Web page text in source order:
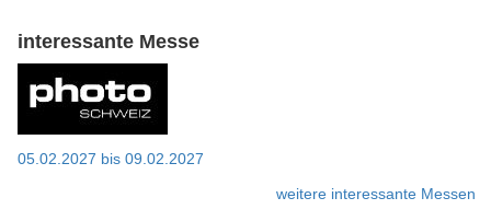
interessante Messe
05.02.2027 bis 09.02.2027
weitere interessante Messen